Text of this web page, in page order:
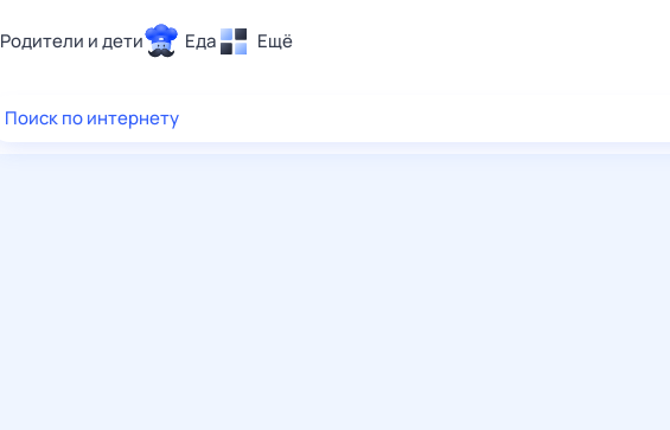
Родители и дети Еда Ещё
Здоровье
Поиск по интернету